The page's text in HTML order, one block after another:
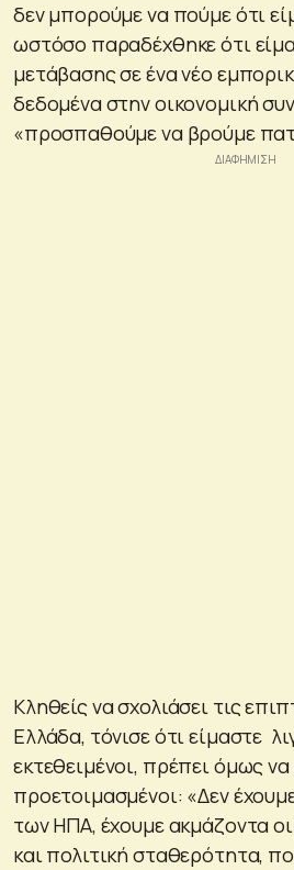
δεν μπορούμε να πούμε ότι
ωστόσο παραδέχθηκε ότι
μετάβασης σε ένα νέο
δεδομένα στην οικονομική
«προσπαθούμε να βρούμε
Κληθείς να σχολιάσει τις
Ελλάδα, τόνισε ότι είμαστε
εκτεθειμένοι, πρέπει όμως να
προετοιμασμένοι: «Δεν
των ΗΠΑ, έχουμε ακμάζοντα
και πολιτική σταθερότητα,